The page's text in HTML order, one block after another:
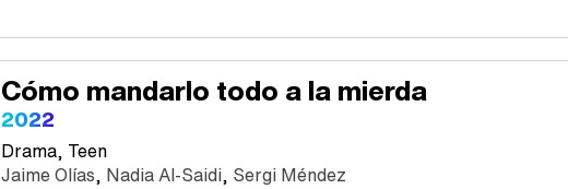
Cómo mandarlo todo a la mierda
2022
Drama, Teen
Jaime Olías, Nadia Al-Saidi, Sergi Méndez